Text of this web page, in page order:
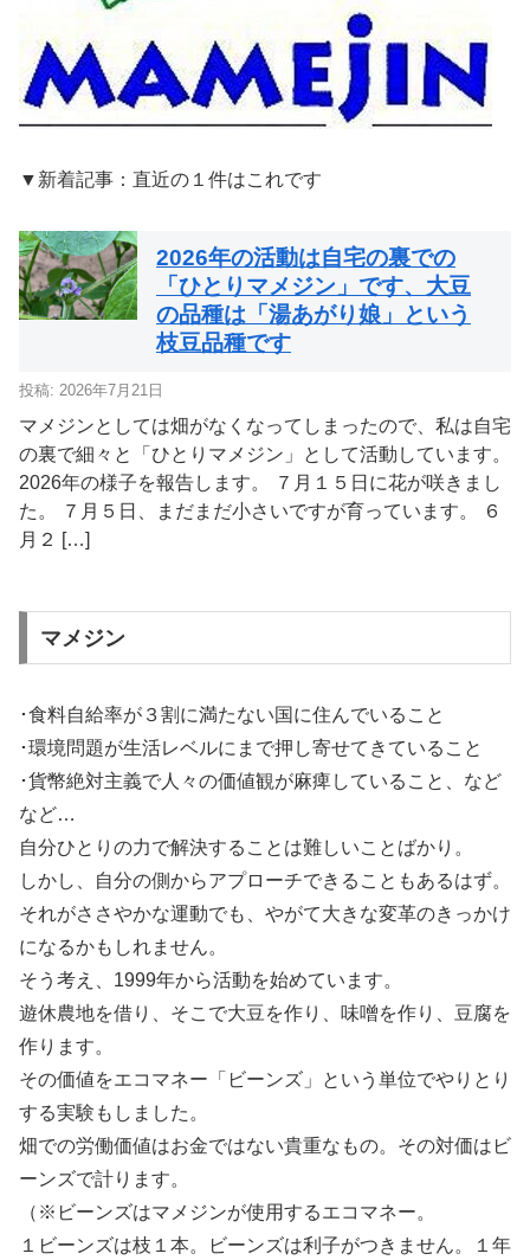
▼新着記事：直近の１件はこれです
2026年の活動は自宅の裏での
「ひとりマメジン」です、大豆
の品種は「湯あがり娘」という
枝豆品種です
投稿: 2026年7月21日
マメジンとしては畑がなくなってしまったので、私は自宅
の裏で細々と「ひとりマメジン」として活動しています。
2026年の様子を報告します。 ７月１５日に花が咲きまし
た。 ７月５日、まだまだ小さいですが育っています。 ６
月２ […]
マメジン
･食料自給率が３割に満たない国に住んでいること
･環境問題が生活レベルにまで押し寄せてきていること
･貨幣絶対主義で人々の価値観が麻痺していること、など
など…
自分ひとりの力で解決することは難しいことばかり。
しかし、自分の側からアプローチできることもあるはず。
それがささやかな運動でも、やがて大きな変革のきっかけ
になるかもしれません。
そう考え、1999年から活動を始めています。
遊休農地を借り、そこで大豆を作り、味噌を作り、豆腐を
作ります。
その価値をエコマネー「ビーンズ」という単位でやりとり
する実験もしました。
畑での労働価値はお金ではない貴重なもの。その対価はビ
ーンズで計ります。
（※ビーンズはマメジンが使用するエコマネー。
１ビーンズは枝１本。ビーンズは利子がつきません。１年